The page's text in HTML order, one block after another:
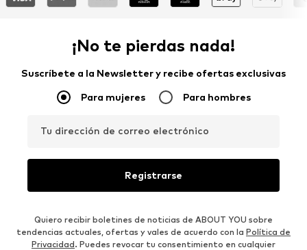
¡No te pierdas nada!
Suscríbete a la Newsletter y recibe ofertas exclusivas
Para mujeres Para hombres
Tu dirección de correo electrónico
Registrarse
Quiero recibir boletines de noticias de ABOUT YOU sobre
tendencias actuales, ofertas y vales de acuerdo con la Política de
Privacidad. Puedes revocar tu consentimiento en cualquier